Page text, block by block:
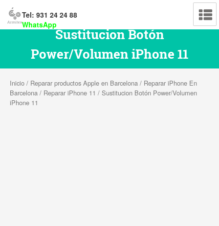
Tel: 931 24 24 88
WhatsApp
Sustitucion Botón
Power/Volumen iPhone 11
Inicio / Reparar productos Apple en Barcelona / Reparar iPhone En
Barcelona / Reparar iPhone 11 / Sustitucion Botón Power/Volumen
iPhone 11